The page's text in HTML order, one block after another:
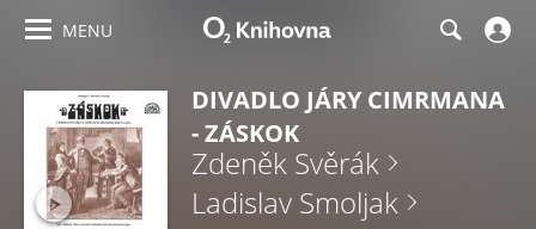
MENU
DIVADLO JÁRY CIMRMANA
- ZÁSKOK
Zdeněk Svěrák
Ladislav Smoljak